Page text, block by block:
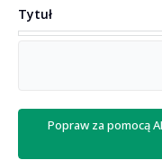
Treść strony lub kod
Tytuł
Popraw za pomocą